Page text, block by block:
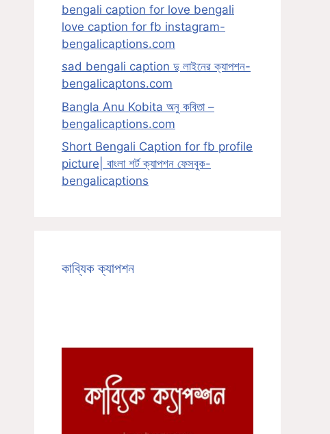
bengali caption for love bengali
love caption for fb instagram-
bengalicaptions.com
sad bengali caption দু লাইনের ক্যাপশন-
bengalicaptons.com
Bangla Anu Kobita অনু কবিতা –
bengalicaptions.com
Short Bengali Caption for fb profile
picture| বাংলা শর্ট ক্যাপশন ফেসবুক-
bengalicaptions
কাব্যিক ক্যাপশন